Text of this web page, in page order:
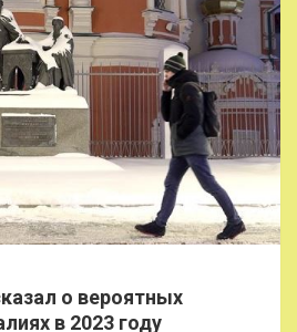
о вероятных
в 2023 году